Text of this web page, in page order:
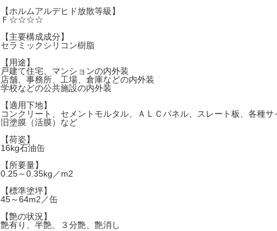
【ホルムアルデヒド放散等級】
Ｆ☆☆☆☆
【主要構成成分】
セラミックシリコン樹脂
【用途】
戸建て住宅、マンションの内外装
店舗、事務所、工場、倉庫などの内外装
学校などの公共施設の内外装
【適用下地】
コンクリート、セメントモルタル、ＡＬＣパネル、スレート板、各種
旧塗膜（活膜）など
【荷姿】
16kg石油缶
【所要量】
0.25～0.35kg／m2
【標準塗坪】
45～64m2／缶
【艶の状況】
艶有り、半艶、３分艶、艶消し